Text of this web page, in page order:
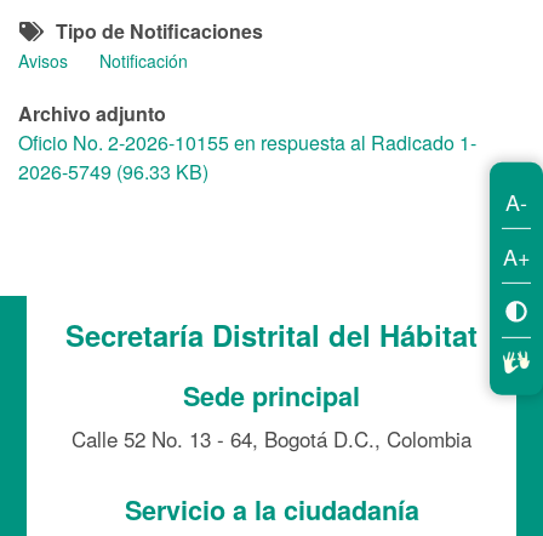
Tipo de Notificaciones
Avisos Notificación
Archivo adjunto
Oficio No. 2-2026-10155 en respuesta al Radicado 1-
2026-5749 (96.33 KB)
Secretaría Distrital del Hábitat
Sede principal
Calle 52 No. 13 - 64, Bogotá D.C., Colombia
Servicio a la ciudadanía
A-
A+